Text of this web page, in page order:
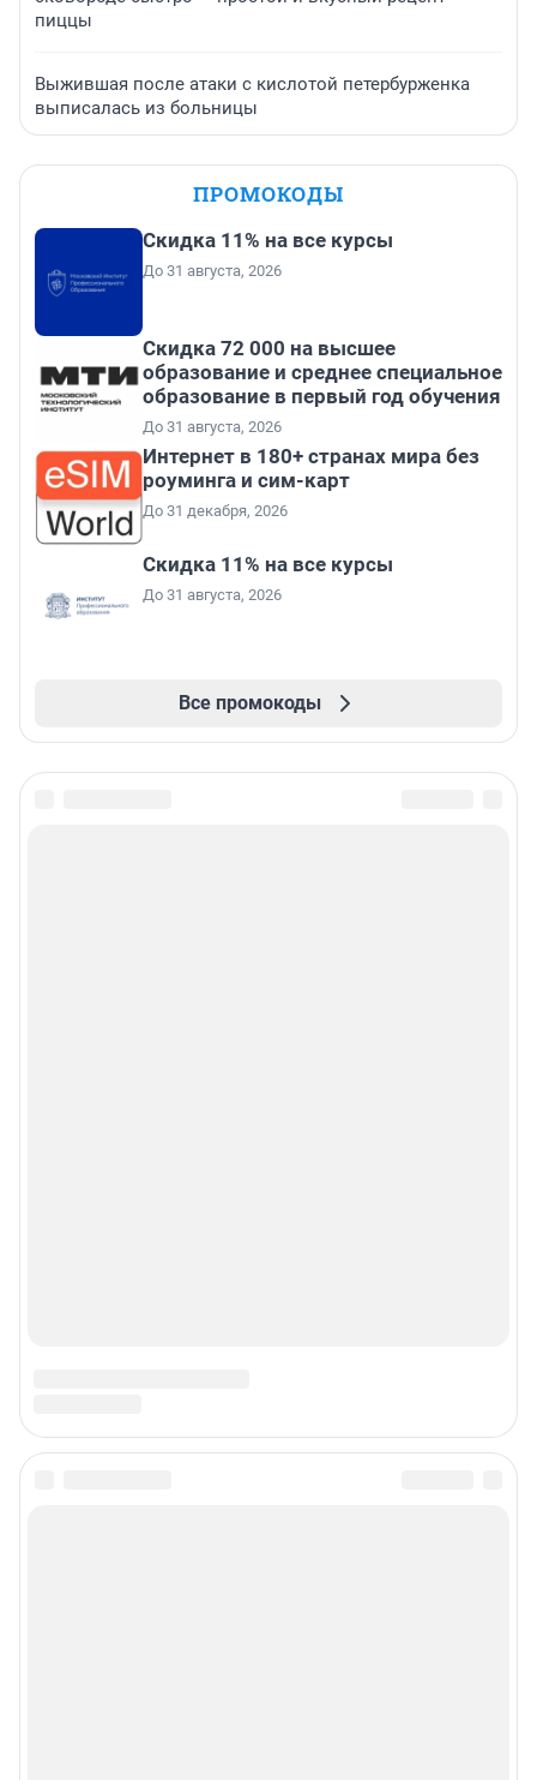
пиццы
Выжившая после атаки с кислотой петербурженка
выписалась из больницы
ПРОМОКОДЫ
Скидка 11% на все курсы
До 31 августа, 2026
Скидка 72 000 на высшее
образование и среднее специальное
образование в первый год обучения
До 31 августа, 2026
Интернет в 180+ странах мира без
роуминга и сим-карт
До 31 декабря, 2026
Скидка 11% на все курсы
До 31 августа, 2026
Все промокоды